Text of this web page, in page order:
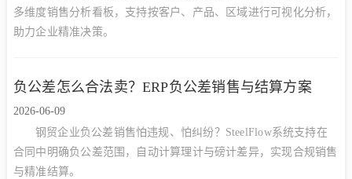
多维度销售分析看板，支持按客户、产品、区域进行可视化分析，
助力企业精准决策。
负公差怎么合法卖？ERP负公差销售与结算方案
2026-06-09
钢贸企业负公差销售怕违规、怕纠纷？SteelFlow系统支持在
合同中明确负公差范围，自动计算理计与磅计差异，实现合规销售
与精准结算。